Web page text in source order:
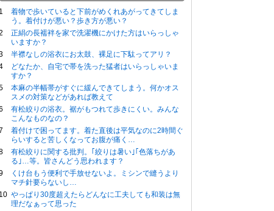
着物で歩いていると下前がめくれあがってきてしま
う。着付けが悪い？歩き方が悪い？
正絹の長襦袢を家で洗濯機にかけた方はいらっしゃ
いますか？
半襟なしの浴衣にお太鼓、裸足に下駄ってアリ？
どなたか、自宅で帯を洗った猛者はいらっしゃいま
すか？
本麻の半幅帯がすぐに緩んできてしまう。何かオス
スメの対策などがあれば教えて
有松絞りの浴衣。裾がもつれて歩きにくい。みんな
こんなものなの？
着付けで困ってます。着た直後は平気なのに2時間ぐ
らいすると苦しくなってお腹が痛く…
有松絞りに関する批判。｢絞りは暑い｣｢色落ちがあ
る｣…等。皆さんどう思われます？
くけ台もう便利で手放せないよ。ミシンで縫うより
マチ針要らないし…
やっぱり30度超えたらどんなに工夫しても和装は無
理だなぁって思った